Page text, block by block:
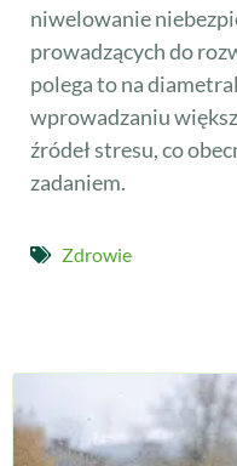
niwelowanie
prowadzących do
polega to na
wprowadzaniu
źródeł stresu, co
zadaniem.
Zdrowie